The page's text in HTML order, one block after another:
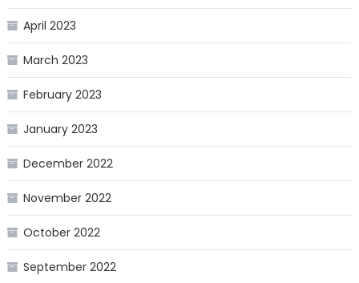
April 2023
March 2023
February 2023
January 2023
December 2022
November 2022
October 2022
September 2022